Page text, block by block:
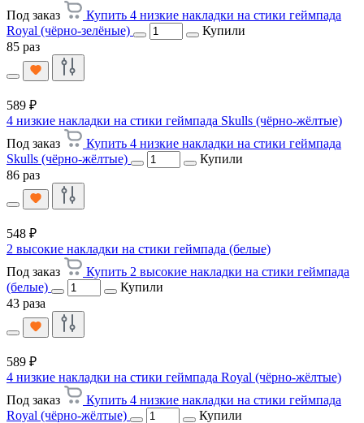
Под заказ
Купить 4 низкие накладки на стики геймпада
Royal (чёрно-зелёные)
Купили
85 раз
589 ₽
4 низкие накладки на стики геймпада Skulls (чёрно-жёлтые)
Под заказ
Купить 4 низкие накладки на стики геймпада
Skulls (чёрно-жёлтые)
Купили
86 раз
548 ₽
2 высокие накладки на стики геймпада (белые)
Под заказ
Купить 2 высокие накладки на стики геймпада
(белые)
Купили
43 раза
589 ₽
4 низкие накладки на стики геймпада Royal (чёрно-жёлтые)
Под заказ
Купить 4 низкие накладки на стики геймпада
Royal (чёрно-жёлтые)
Купили